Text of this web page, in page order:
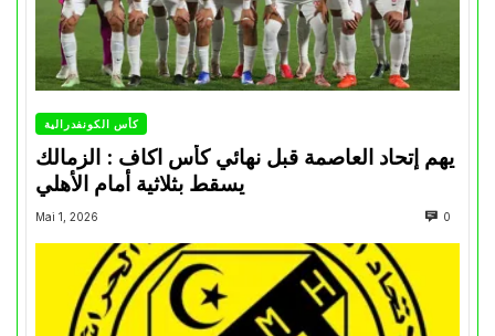
كأس الكونفدرالية
يهم إتحاد العاصمة قبل نهائي كأس اكاف : الزمالك
Mai 1, 2026 0